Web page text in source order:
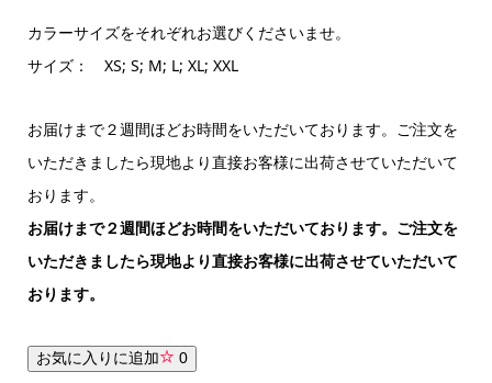
カラーサイズをそれぞれお選びくださいませ。
サイズ： XS; S; M; L; XL; XXL
お届けまで２週間ほどお時間をいただいております。ご注文を
いただきましたら現地より直接お客様に出荷させていただいて
おります。
お届けまで２週間ほどお時間をいただいております。ご注文を
いただきましたら現地より直接お客様に出荷させていただいて
おります。
お気に入りに追加 0